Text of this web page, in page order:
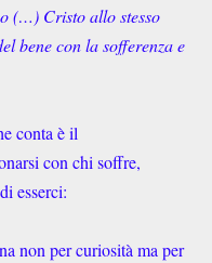
(…) Cristo allo stesso
bene con la sofferenza e
conta è il
con chi soffre,
esserci:
non per curiosità ma per